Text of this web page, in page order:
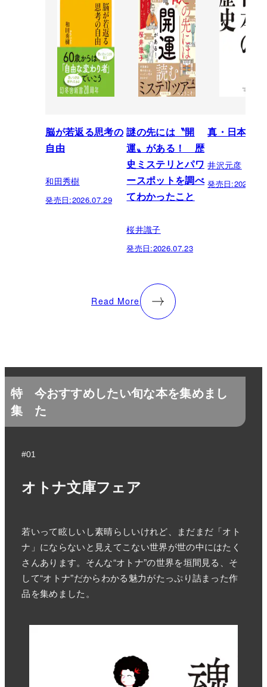
脳が若返る思考の
自由
和田秀樹
発売日:2026.07.29
謎の先には〝開
運〟がある！ 歴
史ミステリとパワ
ースポットを調べ
てわかったこと
桜井識子
発売日:2026.07.23
真・日本の
井沢元彦
発売日:
Read More
特
集
今おすすめしたい旬な本を集めまし
た
#01
オトナ文庫フェア
若いって眩しいし素晴らしいけれど、まだまだ「オト
ナ」にならないと見えてこない世界が世の中にはたく
さんあります。そんな“オトナ”の世界を垣間見る、そ
して“オトナ”だからわかる魅力がたっぷり詰まった作
品を集めました。